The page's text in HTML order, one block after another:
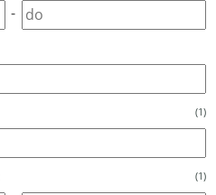
-
(1)
(1)